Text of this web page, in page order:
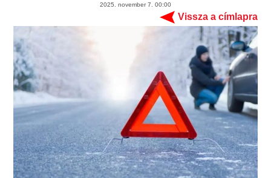
2025. november 7. 00:00
Vissza a címlapra